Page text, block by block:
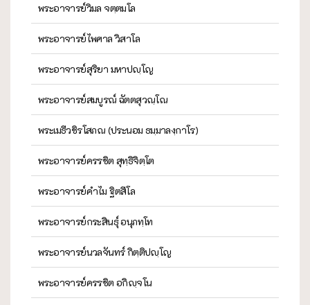
พระอาจารย์วิมล จตฺตมโล
พระอาจารย์ไพศาล วิสาโล
พระอาจารย์สุริยา มหาปญฺโญ
พระอาจารย์สมบูรณ์ ฉัตตสุวณฺโณ
พระเมธีวชิรโสภณ (ประนอม ธมฺมาลงฺกาโร)
พระอาจารย์ครรชิต สุทฺธิจิตฺโต
พระอาจารย์คำไม ฐิตสีโล
พระอาจารย์กระสินธุ์ อนุภทฺโท
พระอาจารย์นวลจันทร์ กิตฺติปญฺโญ
พระอาจารย์ครรชิต อกิญฺจโน